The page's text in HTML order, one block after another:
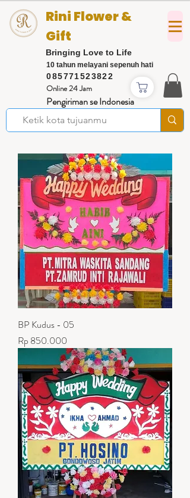
085771523822
Rini Flower &
Gift
Bringing Love to Life
Online 24 Jam
Pengiriman se Indonesia
10 tahun melayani sepenuh hati
BP Kudus - 05
Harga
Rp 850.000